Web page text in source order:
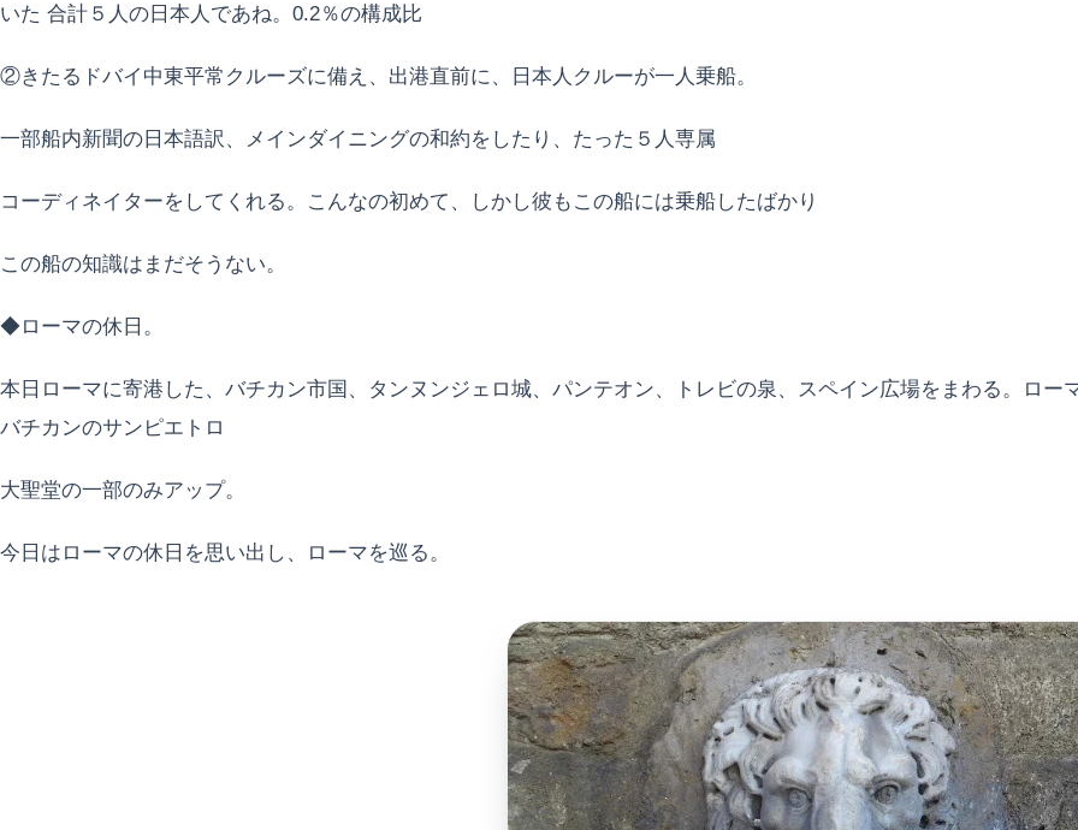
いた 合計５人の日本人であね。0.2％の構成比
②きたるドバイ中東平常クルーズに備え、出港直前に、日本人クルーが一人乗船。
一部船内新聞の日本語訳、メインダイニングの和約をしたり、たった５人専属
コーディネイターをしてくれる。こんなの初めて、しかし彼もこの船には乗船したばかり
この船の知識はまだそうない。
◆ローマの休日。
本日ローマに寄港した、バチカン市国、タンヌンジェロ城、パンテオン、トレビの泉、スペイン広場をまわる。ロ
バチカンのサンピエトロ
大聖堂の一部のみアップ。
今日はローマの休日を思い出し、ローマを巡る。